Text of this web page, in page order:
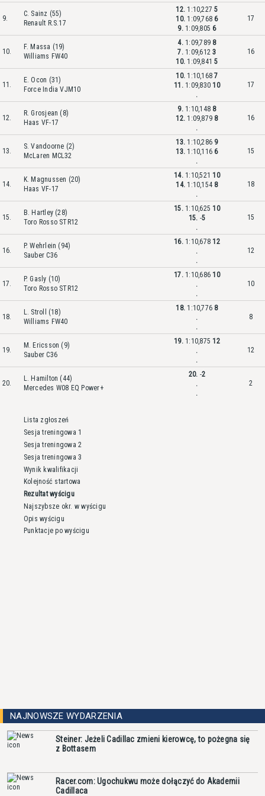
9.
C. Sainz (55)
Renault R.S.17
12. 1:10,2275
10. 1:09,768 6
9. 1:09,805 6
17
10.
F. Massa (19)
Williams FW40
4. 1:09,789 8
7. 1:09,6123
10. 1:09,8415
16
11.
E. Ocon (31)
Force India VJM10
10. 1:10,1687
11. 1:09,830 10
.
17
12.
R. Grosjean (8)
Haas VF-17
9. 1:10,148 8
12. 1:09,879 8
.
16
13.
S. Vandoorne (2)
McLaren MCL32
13. 1:10,286 9
13. 1:10,116 6
.
15
14.
K. Magnussen (20)
Haas VF-17
14. 1:10,521 10
14. 1:10,154 8
.
18
15.
B. Hartley (28)
Toro Rosso STR12
15. 1:10,625 10
15. -5
.
15
16.
P. Wehrlein (94)
Sauber C36
16. 1:10,678 12
.
.
12
17.
P. Gasly (10)
Toro Rosso STR12
17. 1:10,686 10
.
.
10
18.
L. Stroll (18)
Williams FW40
18. 1:10,776 8
.
.
8
19.
M. Ericsson (9)
Sauber C36
19. 1:10,875 12
.
.
12
20.
L. Hamilton (44)
Mercedes W08 EQ Power+
20. -2
.
.
2
Lista zgłoszeń
Sesja treningowa 1
Sesja treningowa 2
Sesja treningowa 3
Wynik kwalifikacji
Kolejność startowa
Rezultat wyścigu
Najszybsze okr. w wyścigu
Opis wyścigu
Punktacje po wyścigu
NAJNOWSZE WYDARZENIA
Steiner: Jeżeli Cadillac zmieni kierowcę, to pożegna się
z Bottasem
Racer.com: Ugochukwu może dołączyć do Akademii
Cadillaca